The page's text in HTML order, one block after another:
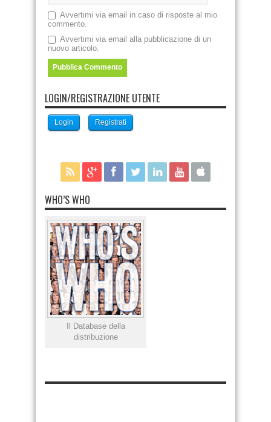
Avvertimi via email in caso di risposte al mio
commento.
Avvertimi via email alla pubblicazione di un
nuovo articolo.
LOGIN/REGISTRAZIONE UTENTE
Login Registrati
WHO’S WHO
Il Database della
distribuzione